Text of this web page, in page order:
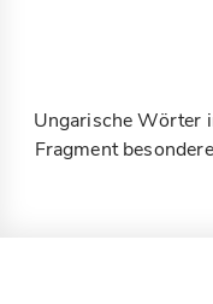
Ungarische Wörter
Fragment